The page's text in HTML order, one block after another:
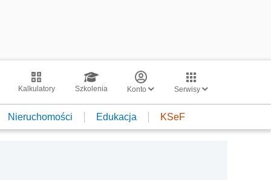
Kalkulatory Szkolenia Konto Serwisy
Nieruchomości Edukacja KSeF